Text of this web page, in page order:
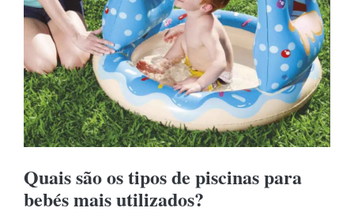
Quais são os tipos de piscinas para
bebés mais utilizados?